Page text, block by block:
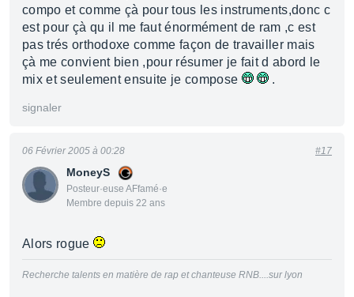
compo et comme çà pour tous les instruments,donc c
est pour çà qu il me faut énormément de ram ,c est
pas trés orthodoxe comme façon de travailler mais
çà me convient bien ,pour résumer je fait d abord le
mix et seulement ensuite je compose
.
signaler
MoneyS
Posteur·euse AFfamé·e
Membre depuis 22 ans
06 Février 2005 à 00:28 #17
Alors rogue
Recherche talents en matière de rap et chanteuse RNB....sur lyon